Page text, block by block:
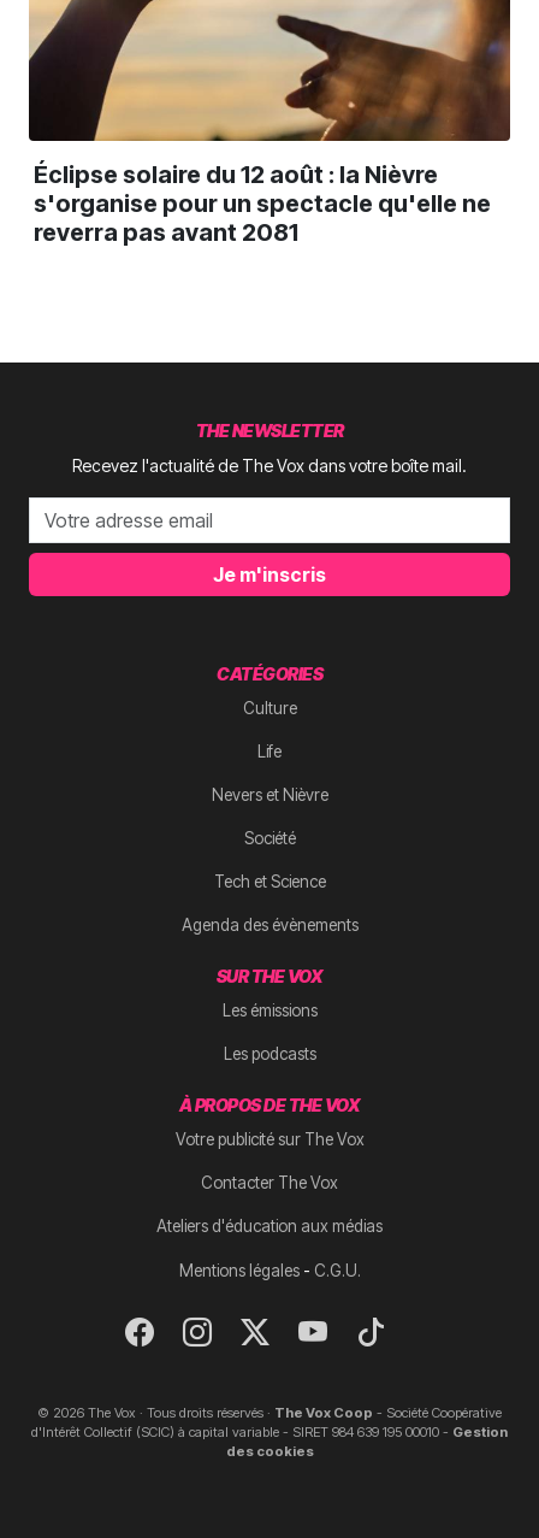
Éclipse solaire du 12 août : la Nièvre
s'organise pour un spectacle qu'elle ne
reverra pas avant 2081
THE NEWSLETTER
Recevez l'actualité de The Vox dans votre boîte mail.
Je m'inscris
CATÉGORIES
Culture
Life
Nevers et Nièvre
Société
Tech et Science
Agenda des évènements
SUR THE VOX
Les émissions
Les podcasts
À PROPOS DE THE VOX
Votre publicité sur The Vox
Contacter The Vox
Ateliers d'éducation aux médias
Mentions légales- C.G.U.
© 2026 The Vox · Tous droits réservés · The Vox Coop - Société Coopérative
d'Intérêt Collectif (SCIC) à capital variable - SIRET 984 639 195 00010 - Gestion
des cookies